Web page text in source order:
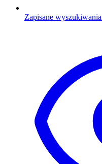
Zapisane wyszukiwania